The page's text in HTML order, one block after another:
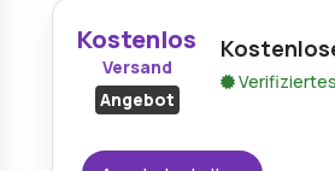
Kostenlos
Versand
Angebot